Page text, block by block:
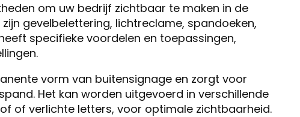
om uw bedrijf zichtbaar te maken in de
gevelbelettering, lichtreclame, spandoeken,
specifieke voordelen en toepassingen,
vorm van buitensignage en zorgt voor
Het kan worden uitgevoerd in verschillende
of verlichte letters, voor optimale zichtbaarheid.